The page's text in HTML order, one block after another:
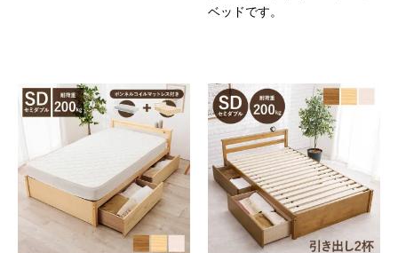
ベッドです。